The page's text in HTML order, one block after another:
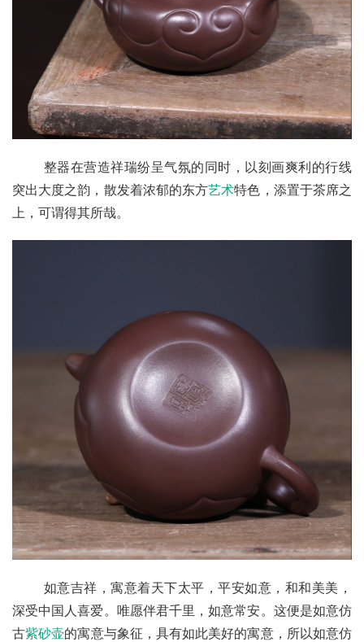
突出大度之韵，散发着浓郁的东方艺术特色，添置于茶席之
上，可谓得其所哉。
深受中国人喜爱。唯愿伴君千里，如意常安。这便是如意仿
古紫砂壶的寓意与象征，具有如此美好的寓意，所以如意仿